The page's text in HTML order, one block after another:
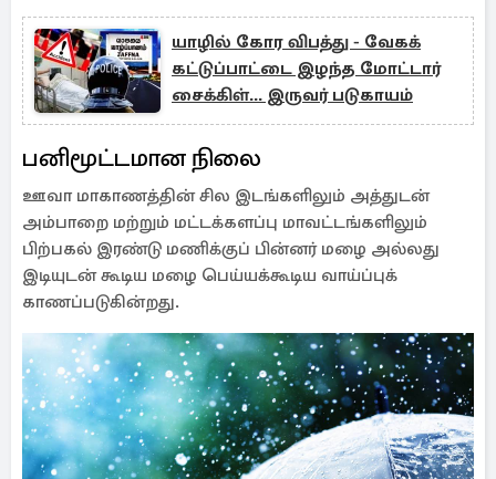
யாழில் கோர விபத்து - வேகக்
கட்டுப்பாட்டை இழந்த மோட்டார்
சைக்கிள்... இருவர் படுகாயம்
பனிமூட்டமான நிலை
ஊவா மாகாணத்தின் சில இடங்களிலும் அத்துடன்
அம்பாறை மற்றும் மட்டக்களப்பு மாவட்டங்களிலும்
பிற்பகல் இரண்டு மணிக்குப் பின்னர் மழை அல்லது
இடியுடன் கூடிய மழை பெய்யக்கூடிய வாய்ப்புக்
காணப்படுகின்றது.